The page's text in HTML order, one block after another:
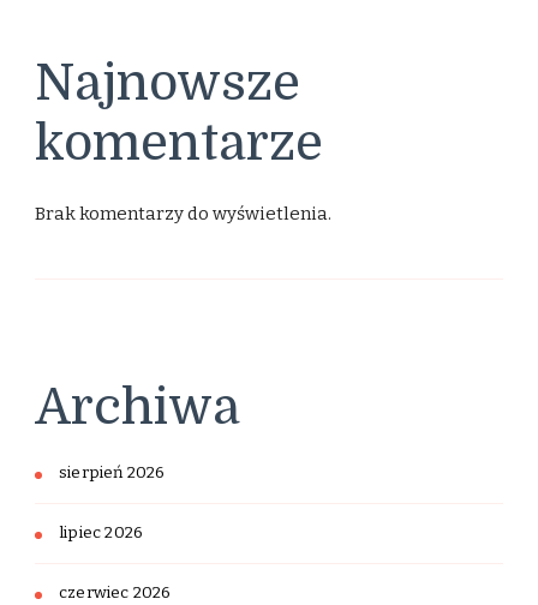
Najnowsze
komentarze
Brak komentarzy do wyświetlenia.
Archiwa
sierpień 2026
lipiec 2026
czerwiec 2026